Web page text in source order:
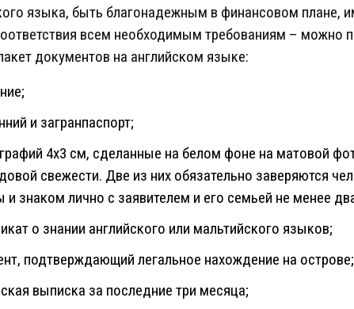
языка, быть благонадежным в финансовом плане,
всем необходимым требованиям – можно
документов на английском языке:
и загранпаспорт;
4х3 см, сделанные на белом фоне на матовой
свежести. Две из них обязательно заверяются
и знаком лично с заявителем и его семьей не менее
о знании английского или мальтийского языков;
подтверждающий легальное нахождение на острове;
выписка за последние три месяца;